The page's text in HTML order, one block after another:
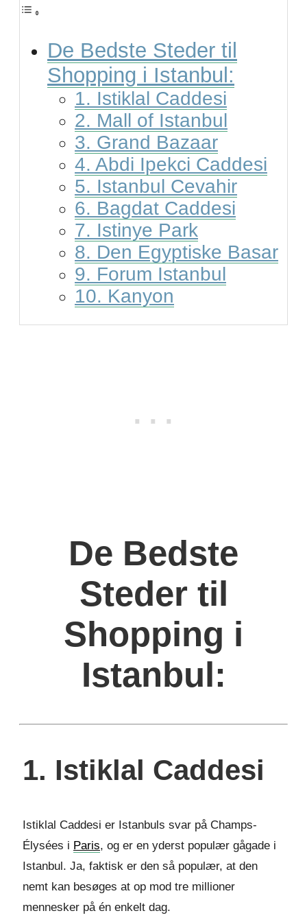
De Bedste Steder til
Shopping i Istanbul:
1. Istiklal Caddesi
2. Mall of Istanbul
3. Grand Bazaar
4. Abdi Ipekci Caddesi
5. Istanbul Cevahir
6. Bagdat Caddesi
7. Istinye Park
8. Den Egyptiske Basar
9. Forum Istanbul
10. Kanyon
De Bedste
Steder til
Shopping i
Istanbul:
1. Istiklal Caddesi
Istiklal Caddesi er Istanbuls svar på Champs-
Élysées i Paris, og er en yderst populær gågade i
Istanbul. Ja, faktisk er den så populær, at den
nemt kan besøges at op mod tre millioner
mennesker på én enkelt dag.